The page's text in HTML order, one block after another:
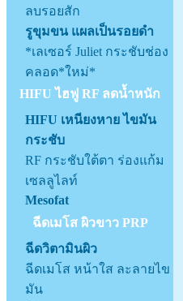
ลบรอยสัก
รูขุมขน แผลเป็นรอยดำ
*เลเซอร์ Juliet กระชับช่อง
คลอด*ใหม่*
HIFU ไฮฟู RF ลดน้ำหนัก
HIFU เหนียงหาย ไขมัน
กระชับ
RF กระชับใต้ตา ร่องแก้ม
เซลลูไลท์
Mesofat
ฉีดเมโส ผิวขาว PRP
ฉีดวิตามินผิว
ฉีดเมโส หน้าใส ละลายไข
มัน